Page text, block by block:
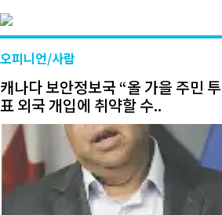
오피니언/사람
캐나다 보안정보국 “올 가을 주민 투
표 외국 개입에 취약할 수..